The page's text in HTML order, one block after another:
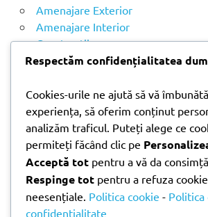
u
p
ă
Amenajare Exterior
Amenajare Interior
Construcții
Noutăți
ARTICOLE RECENTE
Parchet laminat sau SPC?
Materiale pentru zidărie –
și când se folosesc
Ghid practic pentru alegerea
Respectăm confidențialitatea
Cookies-urile ne ajută să vă
experiența, să oferim conținut
analizăm traficul. Puteți alege ce
permiteți făcând clic pe
Acceptă tot pentru a vă da
Respinge tot pentru a refuza
neesențiale. Politica cookie - Politica
confidențialitate